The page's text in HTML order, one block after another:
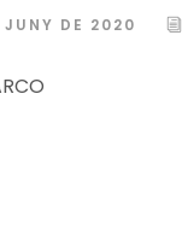
JUNY DE 2020